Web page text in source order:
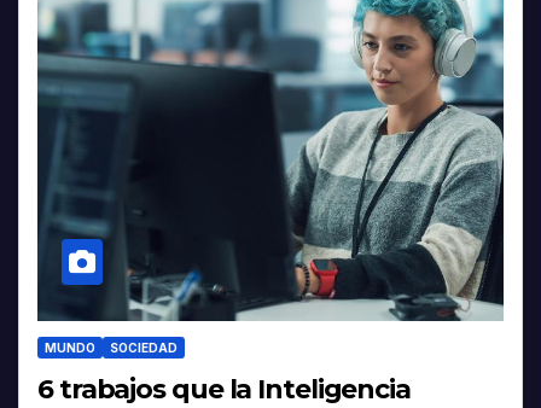
MUNDO SOCIEDAD
6 trabajos que la Inteligencia